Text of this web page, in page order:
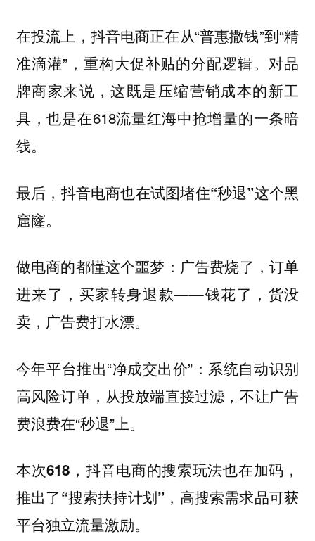
在投流上，抖音电商正在从“普惠撒钱”到“精
准滴灌”，重构大促补贴的分配逻辑。对品
牌商家来说，这既是压缩营销成本的新工
具，也是在618流量红海中抢增量的一条暗
线。
最后，抖音电商也在试图堵住“秒退”这个黑
窟窿。
做电商的都懂这个噩梦：广告费烧了，订单
进来了，买家转身退款——钱花了，货没
卖，广告费打水漂。
今年平台推出“净成交出价”：系统自动识别
高风险订单，从投放端直接过滤，不让广告
费浪费在“秒退”上。
本次618，抖音电商的搜索玩法也在加码，
推出了“搜索扶持计划”， 高搜索需求品可获
平台独立流量激励。